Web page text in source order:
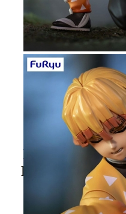
Share
Demon Slayer:
Noodle
Фигурка -